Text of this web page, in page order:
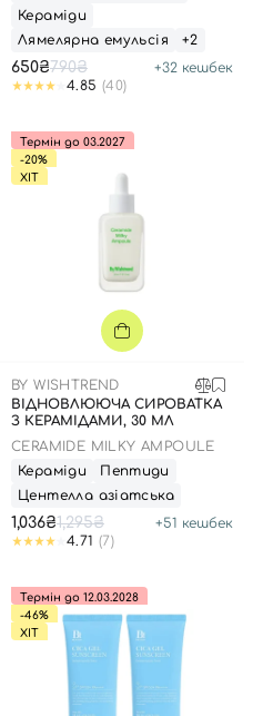
Кераміди
Лямелярна емульсія
+2
650₴790₴ +32 кешбек
4.85 (40)
Термін до 03.2027
-20%
ХІТ
BY WISHTREND
ВІДНОВЛЮЮЧА СИРОВАТКА
З КЕРАМІДАМИ, 30 МЛ
CERAMIDE MILKY AMPOULE
Кераміди
Пептиди
Центелла азіатська
1,036₴1,295₴ +51 кешбек
4.71 (7)
Термін до 12.03.2028
-46%
ХІТ